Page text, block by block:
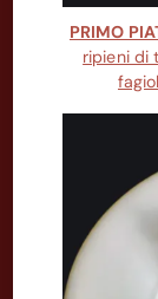
PRIMO
ripieni di